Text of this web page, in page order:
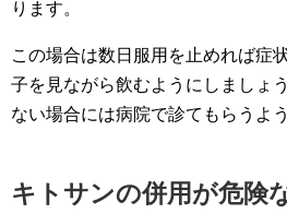
ります。
この場合は数日服用を止めれば症
子を見ながら飲むようにしましょ
ない場合には病院で診てもらうよ
キトサンの併用が危険